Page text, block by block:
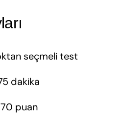
seçmeli test
dakika
puan